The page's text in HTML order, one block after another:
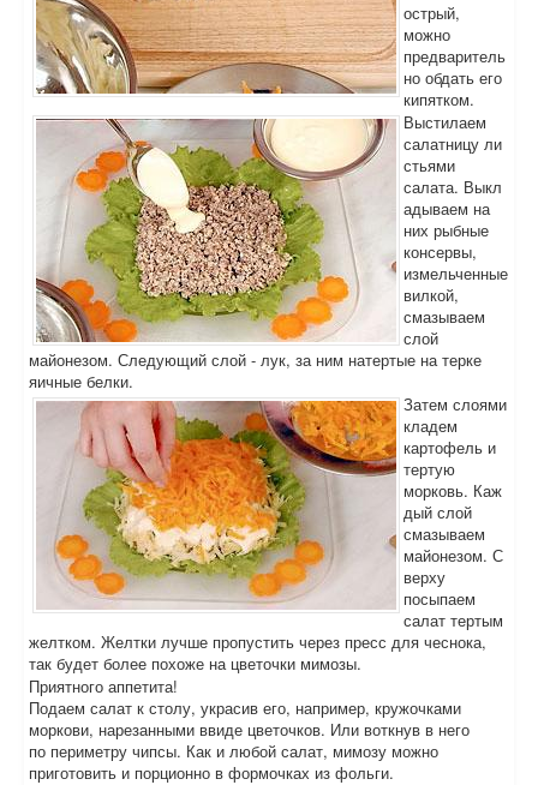
острый,
можно
предваритель
но обдать его
кипятком.
Выстилаем
салатницу ли
стьями
салата. Выкл
адываем на
них рыбные
консервы,
измельченные
вилкой,
смазываем
слой
майонезом. Следующий слой - лук, за ним натертые на терке
яичные белки.
Затем слоями
кладем
картофель и
тертую
морковь. Каж
дый слой
смазываем
майонезом. С
верху
посыпаем
салат тертым
желтком. Желтки лучше пропустить через пресс для чеснока,
так будет более похоже на цветочки мимозы.
Приятного аппетита!
Подаем салат к столу, украсив его, например, кружочками
моркови, нарезанными ввиде цветочков. Или воткнув в него
по периметру чипсы. Как и любой салат, мимозу можно
приготовить и порционно в формочках из фольги.